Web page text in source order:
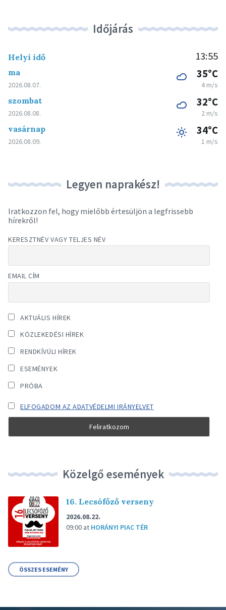
Időjárás
Helyi idő 13:55
ma
2026.08.07.
35°C
4 m/s
szombat
2026.08.08.
32°C
2 m/s
vasárnap
2026.08.09.
34°C
1 m/s
Legyen naprakész!
Iratkozzon fel, hogy mielőbb értesüljön a legfrissebb
hírekről!
KERESZTNÉV VAGY TELJES NÉV
EMAIL CÍM
AKTUÁLIS HÍREK
KÖZLEKEDÉSI HÍREK
RENDKÍVÜLI HÍREK
ESEMÉNYEK
PRÓBA
ELFOGADOM AZ ADATVÉDELMI IRÁNYELVET
Közelgő események
16. Lecsófőző verseny
2026.08.22.
09:00 at HORÁNYI PIAC TÉR
ÖSSZES ESEMÉNY